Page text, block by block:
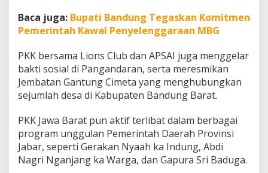
Baca juga: Bupati Bandung Tegaskan Komitmen
Pemerintah Kawal Penyelenggaraan MBG
PKK bersama Lions Club dan APSAI juga menggelar
bakti sosial di Pangandaran, serta meresmikan
Jembatan Gantung Cimeta yang menghubungkan
sejumlah desa di Kabupaten Bandung Barat.
PKK Jawa Barat pun aktif terlibat dalam berbagai
program unggulan Pemerintah Daerah Provinsi
Jabar, seperti Gerakan Nyaah ka Indung, Abdi
Nagri Nganjang ka Warga, dan Gapura Sri Baduga.